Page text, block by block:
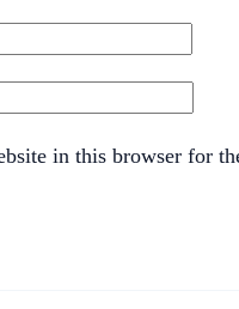
in this browser for